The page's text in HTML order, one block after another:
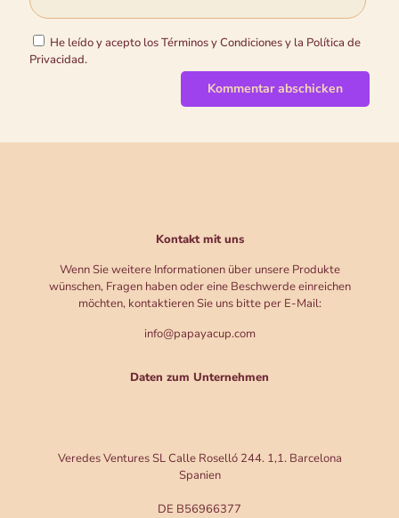
He leído y acepto los Términos y Condiciones y la Política de
Privacidad.
Kontakt mit uns
Wenn Sie weitere Informationen über unsere Produkte
wünschen, Fragen haben oder eine Beschwerde einreichen
möchten, kontaktieren Sie uns bitte per E-Mail:
info@papayacup.com
Daten zum Unternehmen
Veredes Ventures SL Calle Roselló 244. 1,1. Barcelona
Spanien
DE B56966377